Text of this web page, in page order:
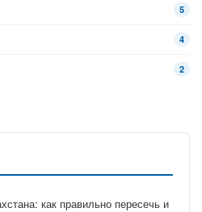
5
4
2
как правильно пересечь и